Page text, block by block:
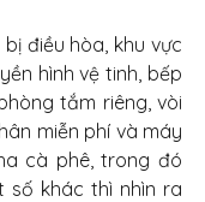
điều hòa, khu vực
hình vệ tinh, bếp
tắm riêng, vòi
miễn phí và máy
cà phê, trong đó
khác thì nhìn ra